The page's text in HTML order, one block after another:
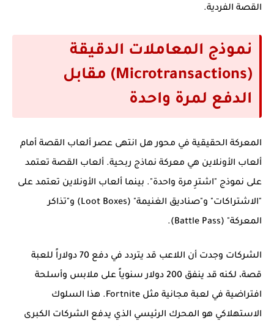
القصة الفردية.
نموذج المعاملات الدقيقة
(Microtransactions) مقابل
الدفع لمرة واحدة
المعركة الحقيقية في محورهل انتهى عصر ألعاب القصة أمام
ألعاب الأونلاين هي معركة نماذج ربحية. ألعاب القصة تعتمد
على نموذج "اشترِ مرة واحدة". بينما ألعاب الأونلاين تعتمد على
"الاشتراكات" و"صناديق الغنيمة" (Loot Boxes) و"تذاكر
المعركة" (Battle Pass).
الشركات وجدت أن اللاعب قد يتردد في دفع 70 دولاراً للعبة
قصة، لكنه قد ينفق 200 دولار سنوياً على ملابس وأسلحة
افتراضية في لعبة مجانية مثل Fortnite. هذا السلوك
الاستهلاكي هو المحرك الرئيسي الذي يدفع الشركات الكبرى